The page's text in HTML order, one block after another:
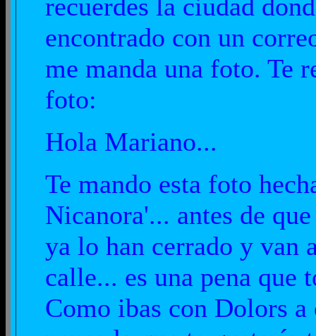
recuerdes la ciudad
encontrado con un
me manda una foto. Te
foto:
Hola Mariano...
Te mando esta foto
Nicanora'... antes de
ya lo han cerrado y van
calle... es una pena
Como ibas con Dolors